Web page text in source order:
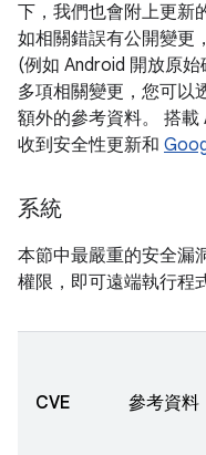
下，我們也會附上更新
如相關錯誤有公開變更
(例如 Android 開放原
多項相關變更，您可以
額外的參考資料。 搭
收到安全性更新和
系統
本節中最嚴重的安全漏
權限，即可遠端執行程
CVE 參考資料